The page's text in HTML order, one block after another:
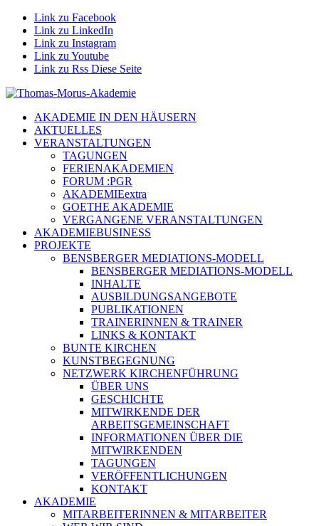
Link zu Facebook
Link zu LinkedIn
Link zu Instagram
Link zu Youtube
Link zu Rss Diese Seite
AKADEMIE IN DEN HÄUSERN
AKTUELLES
VERANSTALTUNGEN
TAGUNGEN
FERIENAKADEMIEN
FORUM :PGR
AKADEMIEextra
GOETHE AKADEMIE
VERGANGENE VERANSTALTUNGEN
AKADEMIEBUSINESS
PROJEKTE
BENSBERGER MEDIATIONS-MODELL
BENSBERGER MEDIATIONS-MODELL
INHALTE
AUSBILDUNGSANGEBOTE
PUBLIKATIONEN
TRAINERINNEN & TRAINER
LINKS & KONTAKT
BUNTE KIRCHEN
KUNSTBEGEGNUNG
NETZWERK KIRCHENFÜHRUNG
ÜBER UNS
GESCHICHTE
MITWIRKENDE DER
ARBEITSGEMEINSCHAFT
INFORMATIONEN ÜBER DIE
MITWIRKENDEN
TAGUNGEN
VERÖFFENTLICHUNGEN
KONTAKT
AKADEMIE
MITARBEITERINNEN & MITARBEITER